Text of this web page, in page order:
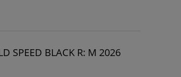
SPEED BLACK R: M 2026